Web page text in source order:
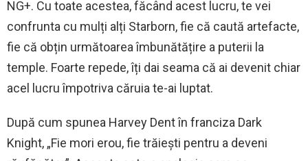
NG+. Cu toate acestea, făcând acest lucru, te vei
confrunta cu mulți alți Starborn, fie că caută artefacte,
fie că obțin următoarea îmbunătățire a puterii la
temple. Foarte repede, îți dai seama că ai devenit chiar
acel lucru împotriva căruia te-ai luptat.
După cum spunea Harvey Dent în franciza Dark
Knight, „Fie mori erou, fie trăiești pentru a deveni